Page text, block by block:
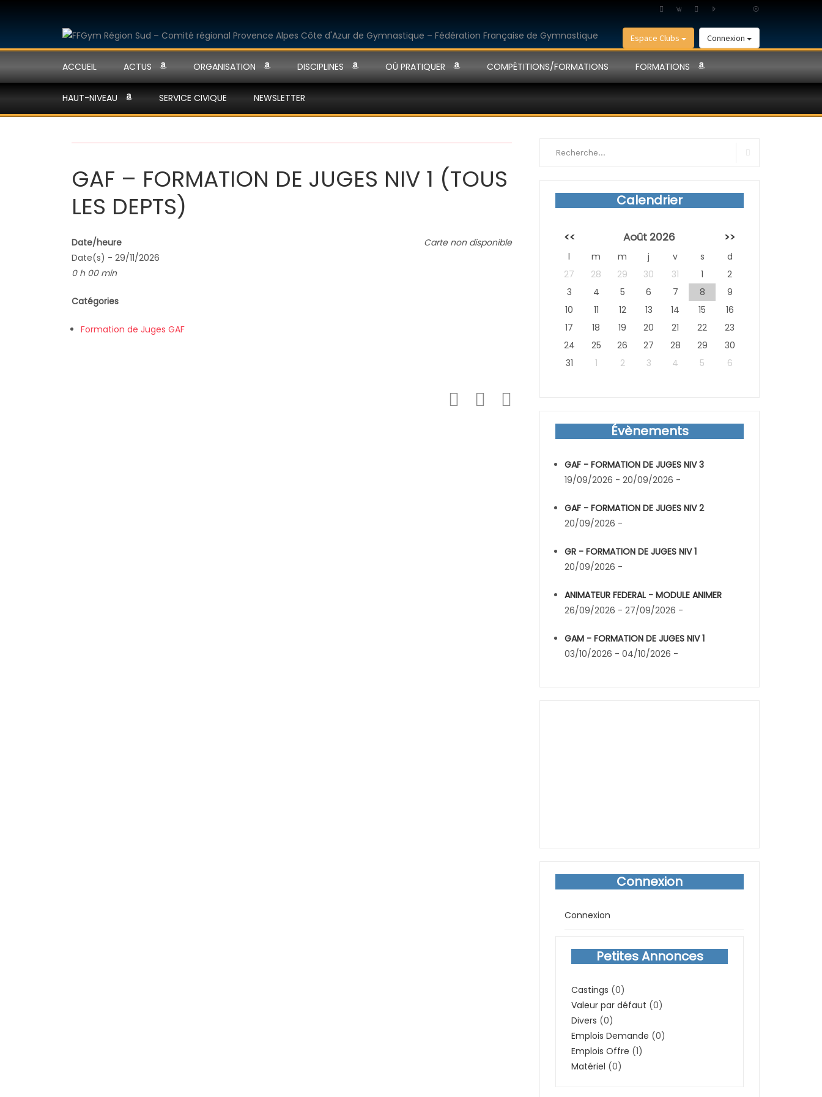
Connexion
Espace Clubs
ACCUEIL ACTUS ORGANISATION DISCIPLINES OÙ PRATIQUER COMPÉTITIONS/FORMATIONS FORMATIONS
HAUT-NIVEAU SERVICE CIVIQUE NEWSLETTER
GAF – FORMATION DE JUGES NIV 1 (TOUS
LES DEPTS)
Carte non disponible
Date/heure
Date(s) - 29/11/2026
0 h 00 min
Catégories
Formation de Juges GAF
Calendrier
<< Août 2026 >>
l m m j v s
d
27
28 29 30 31 1
2
3
4 5 6 7 8
9
10
11 12 13 14 15
16
17
18 19 20 21 22
23
24
25 26 27 28 29
30
31
1 2 3 4 5 6
Évènements
GAF - FORMATION DE JUGES NIV 3
19/09/2026 - 20/09/2026 -
GAF - FORMATION DE JUGES NIV 2
20/09/2026 -
GR - FORMATION DE JUGES NIV 1
20/09/2026 -
ANIMATEUR FEDERAL - MODULE ANIMER
26/09/2026 - 27/09/2026 -
GAM - FORMATION DE JUGES NIV 1
03/10/2026 - 04/10/2026 -
Connexion
Connexion
Petites Annonces
Castings (0)
Valeur par défaut (0)
Divers (0)
Emplois Demande (0)
Emplois Offre (1)
Matériel (0)